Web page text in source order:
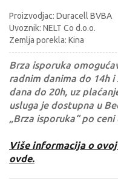
Proizvodjac: Duracell BVBA
Uvoznik: NELT Co d.o.o.
Zemlja porekla: Kina
Brza isporuka
radnim danima do 14h
dana do 20h, uz
usluga je dostupna u
„Brza isporuka“ po
Više informacija o
ovde.